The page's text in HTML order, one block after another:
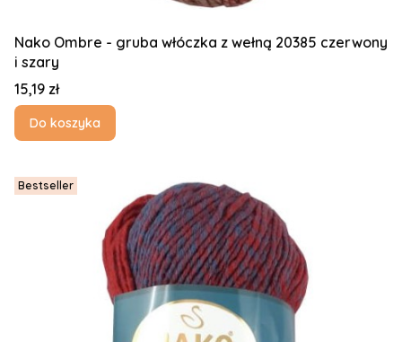
Nako Ombre - gruba włóczka z wełną 20385 czerwony
i szary
Cena
15,19 zł
Do koszyka
Bestseller